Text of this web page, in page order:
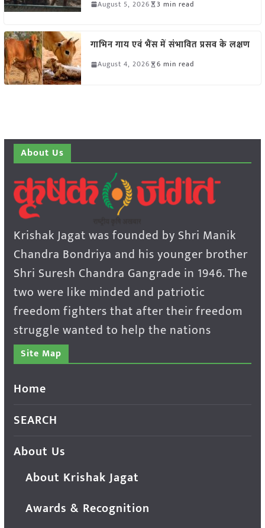
August 5, 2026 3 min read
गाभिन गाय एवं भैंस में संभावित प्रसव के लक्षण
August 4, 2026 6 min read
About Us
Krishak Jagat was founded by Shri Manik
Chandra Bondriya and his younger brother
Shri Suresh Chandra Gangrade in 1946. The
two were like minded and patriotic
freedom fighters that after their freedom
struggle wanted to help the nations
Site Map
Home
SEARCH
About Us
About Krishak Jagat
Awards & Recognition